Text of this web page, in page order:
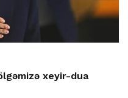
xeyir-dua